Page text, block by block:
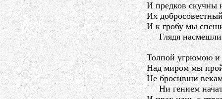
И предков скучны
Их
И к гробу мы
Глядя
Толпой угрюмою и
Над миром мы
Не бросивши
Ни гением